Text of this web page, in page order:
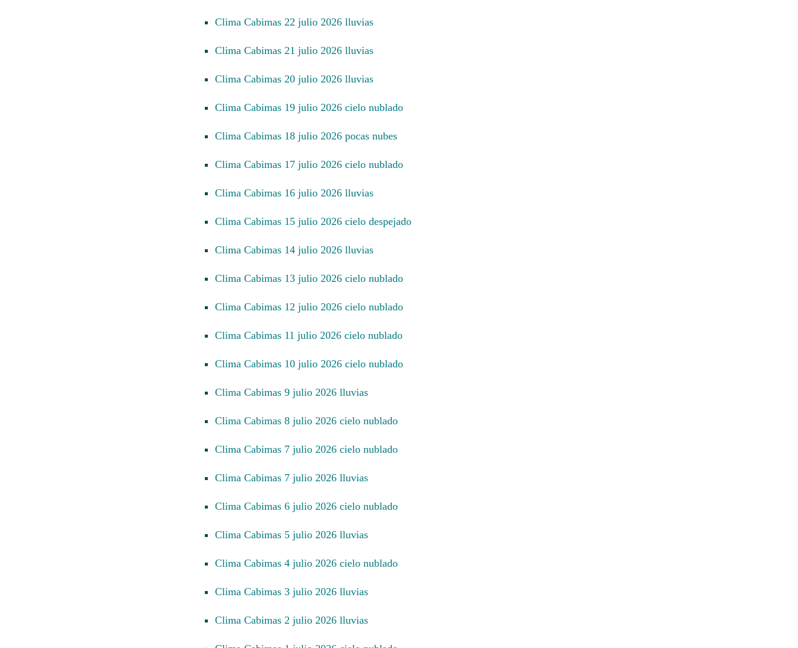
Clima Cabimas 22 julio 2026 lluvias
Clima Cabimas 21 julio 2026 lluvias
Clima Cabimas 20 julio 2026 lluvias
Clima Cabimas 19 julio 2026 cielo nublado
Clima Cabimas 18 julio 2026 pocas nubes
Clima Cabimas 17 julio 2026 cielo nublado
Clima Cabimas 16 julio 2026 lluvias
Clima Cabimas 15 julio 2026 cielo despejado
Clima Cabimas 14 julio 2026 lluvias
Clima Cabimas 13 julio 2026 cielo nublado
Clima Cabimas 12 julio 2026 cielo nublado
Clima Cabimas 11 julio 2026 cielo nublado
Clima Cabimas 10 julio 2026 cielo nublado
Clima Cabimas 9 julio 2026 lluvias
Clima Cabimas 8 julio 2026 cielo nublado
Clima Cabimas 7 julio 2026 cielo nublado
Clima Cabimas 7 julio 2026 lluvias
Clima Cabimas 6 julio 2026 cielo nublado
Clima Cabimas 5 julio 2026 lluvias
Clima Cabimas 4 julio 2026 cielo nublado
Clima Cabimas 3 julio 2026 lluvias
Clima Cabimas 2 julio 2026 lluvias